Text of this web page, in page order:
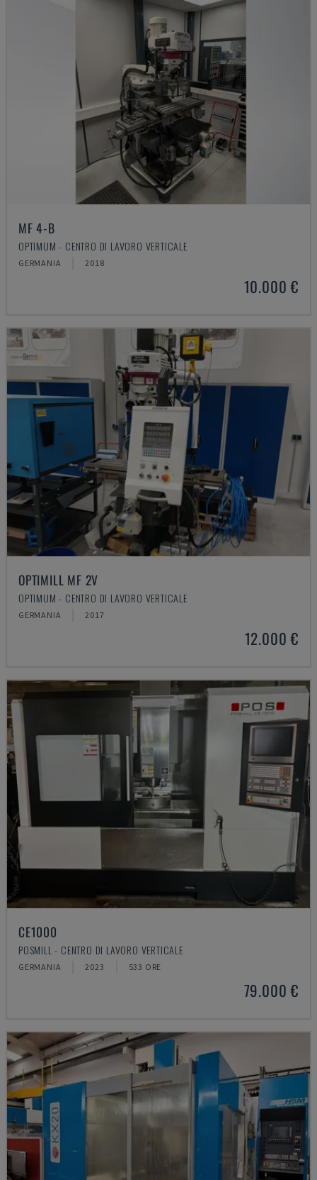
MF 4-B
OPTIMUM - CENTRO DI LAVORO VERTICALE
GERMANIA 2018
10.000 €
OPTIMILL MF 2V
OPTIMUM - CENTRO DI LAVORO VERTICALE
GERMANIA 2017
12.000 €
CE1000
POSMILL - CENTRO DI LAVORO VERTICALE
GERMANIA 2023 533 ORE
79.000 €